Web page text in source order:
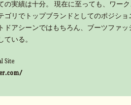
の実績は十分。 現在に至っても、ワー
ゴリでトップブランドとしてのポジショ
ドアシーンではもちろん、ブーツファ
ている。
Site